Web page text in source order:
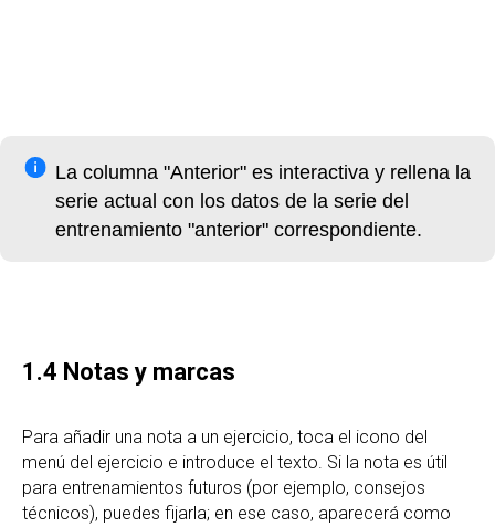
La columna "Anterior" es interactiva y rellena la
serie actual con los datos de la serie del
entrenamiento "anterior" correspondiente.
1.4 Notas y marcas
Para añadir una nota a un ejercicio, toca el icono del
menú del ejercicio e introduce el texto. Si la nota es útil
para entrenamientos futuros (por ejemplo, consejos
técnicos), puedes fijarla; en ese caso, aparecerá como